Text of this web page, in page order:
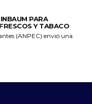
PARA
Y TABACO
(ANPEC) envió una